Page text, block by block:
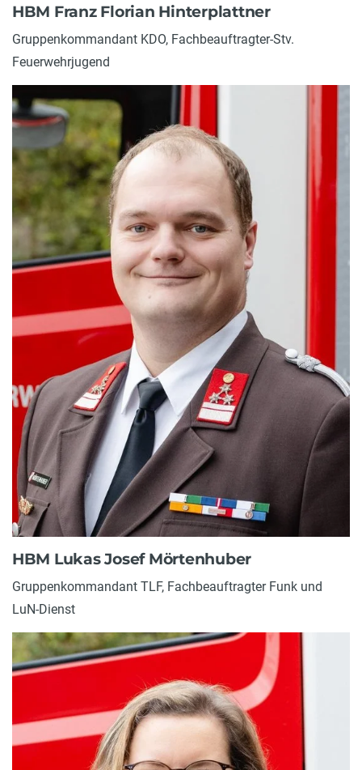
HBM Franz Florian Hinterplattner
Gruppenkommandant KDO, Fachbeauftragter-Stv.
Feuerwehrjugend
HBM Lukas Josef Mörtenhuber
Gruppenkommandant TLF, Fachbeauftragter Funk und
LuN-Dienst